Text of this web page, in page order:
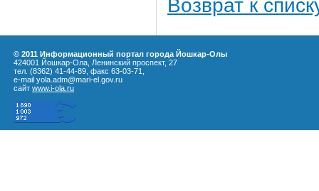
Возврат к
© 2011 Информационный портал города Йошкар-Олы
424001 Йошкар-Ола, Ленинский проспект, 27
тел. (8362) 41-44-89, факс 63-03-71,
e-mail yola.adm@mari-el.gov.ru
сайт www.i-ola.ru